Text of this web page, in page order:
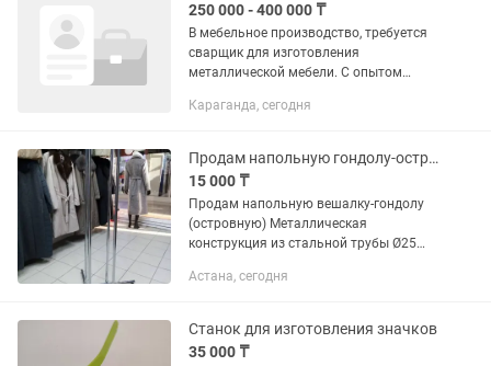
250 000 - 400 000 ₸
В мебельное производство, требуется
сварщик для изготовления
металлической мебели. С опытом
Караганда, сегодня
Продам напольную гондолу-островок
15 000 ₸
Продам напольную вешалку-гондолу
(островную) Металлическая
конструкция из стальной трубы Ø25
шоу-румов, бутиков. Возможны разные
Астана, сегодня
Станок для изготовления значков
35 000 ₸